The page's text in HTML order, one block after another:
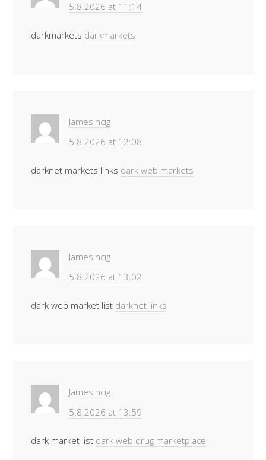
5.8.2026 at 11:14
darkmarkets darkmarkets
JamesIncig
5.8.2026 at 12:08
darknet markets links dark web markets
JamesIncig
5.8.2026 at 13:02
dark web market list darknet links
JamesIncig
5.8.2026 at 13:59
dark market list dark web drug marketplace